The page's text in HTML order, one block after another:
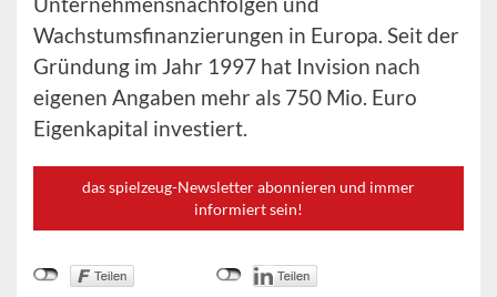
Wachstumsfinanzierungen in Europa. Seit der
Gründung im Jahr 1997 hat Invision nach
eigenen Angaben mehr als 750 Mio. Euro
Eigenkapital investiert.
das spielzeug-Newsletter abonnieren und immer
informiert sein!